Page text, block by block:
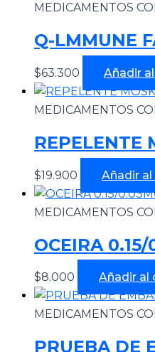
MEDICAMENTOS
Q-LMMUNE
$63.300 Añadir
MEDICAMENTOS
REPELENTE
$19.900 Añadir
MEDICAMENTOS
OCEIRA
$8.000 Añadir al
MEDICAMENTOS
PRUEBA DE